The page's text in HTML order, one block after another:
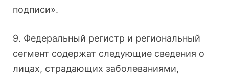
подписи».
9. Федеральный регистр и региональный
сегмент содержат следующие сведения о
лицах, страдающих заболеваниями,